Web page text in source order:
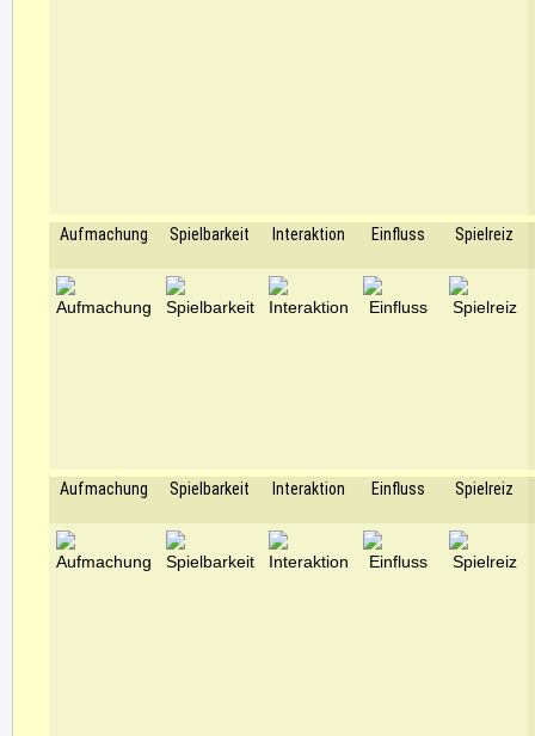
Aufmachung Spielbarkeit Interaktion Einfluss Spielreiz
Aufmachung Spielbarkeit Interaktion Einfluss Spielreiz